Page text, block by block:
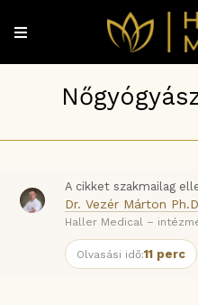
A cikket szakmailag
Dr. Vezér Márton
Haller Medical –
Olvasási idő:11 perc